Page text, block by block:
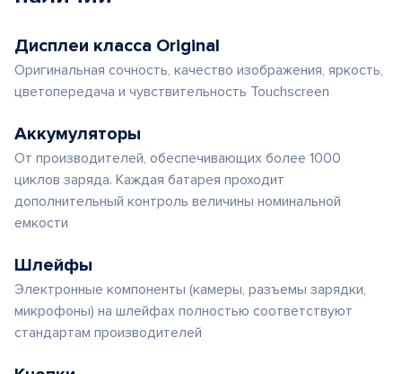
Дисплеи класса Original
Оригинальная сочность, качество изображения, яркость,
цветопередача и чувствительность Touchscreen
Аккумуляторы
От производителей, обеспечивающих более 1000
циклов заряда. Каждая батарея проходит
дополнительный контроль величины номинальной
емкости
Шлейфы
Электронные компоненты (камеры, разъемы зарядки,
микрофоны) на шлейфах полностью соответствуют
стандартам производителей